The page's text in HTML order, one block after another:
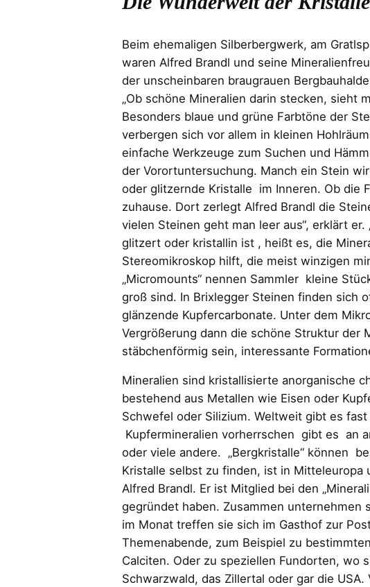
Beim ehemaligen Silberbergwerk, am
waren Alfred Brandl und seine
der unscheinbaren braugrauen
„Ob schöne Mineralien darin stecken, sieht
Besonders blaue und grüne Farbtöne der
verbergen sich vor allem in kleinen
einfache Werkzeuge zum Suchen und
der Vorortuntersuchung. Manch ein Stein
oder glitzernde Kristalle im Inneren. Ob die
zuhause. Dort zerlegt Alfred Brandl die
vielen Steinen geht man leer aus“, erklärt
glitzert oder kristallin ist , heißt es, die
Stereomikroskop hilft, die meist winzigen
„Micromounts“ nennen Sammler kleine
groß sind. In Brixlegger Steinen finden sich
glänzende Kupfercarbonate. Unter dem
Vergrößerung dann die schöne Struktur der
stäbchenförmig sein, interessante
Mineralien sind kristallisierte anorganische
bestehend aus Metallen wie Eisen oder
Schwefel oder Silizium. Weltweit gibt es
Kupfermineralien vorherrschen gibt es an
oder viele andere. „Bergkristalle“ können
Kristalle selbst zu finden, ist in Mitteleuropa
Alfred Brandl. Er ist Mitglied bei den
gegründet haben. Zusammen unternehmen
im Monat treffen sie sich im Gasthof zur
Themenabende, zum Beispiel zu
Calciten. Oder zu speziellen Fundorten, wo
Schwarzwald, das Zillertal oder gar die